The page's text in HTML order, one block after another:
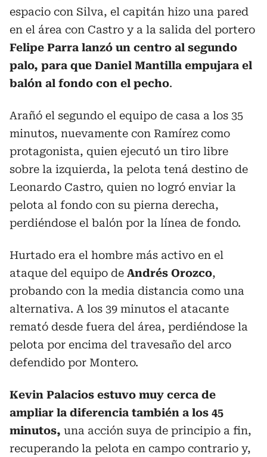
espacio con Silva, el capitán hizo una pared
en el área con Castro y a la salida del portero
Felipe Parra lanzó un centro al segundo
palo, para que Daniel Mantilla empujara el
balón al fondo con el pecho.
Arañó el segundo el equipo de casa a los 35
minutos, nuevamente con Ramírez como
protagonista, quien ejecutó un tiro libre
sobre la izquierda, la pelota tená destino de
Leonardo Castro, quien no logró enviar la
pelota al fondo con su pierna derecha,
perdiéndose el balón por la línea de fondo.
Hurtado era el hombre más activo en el
ataque del equipo de Andrés Orozco,
probando con la media distancia como una
alternativa. A los 39 minutos el atacante
remató desde fuera del área, perdiéndose la
pelota por encima del travesaño del arco
defendido por Montero.
Kevin Palacios estuvo muy cerca de
ampliar la diferencia también a los 45
minutos, una acción suya de principio a fin,
recuperando la pelota en campo contrario y,